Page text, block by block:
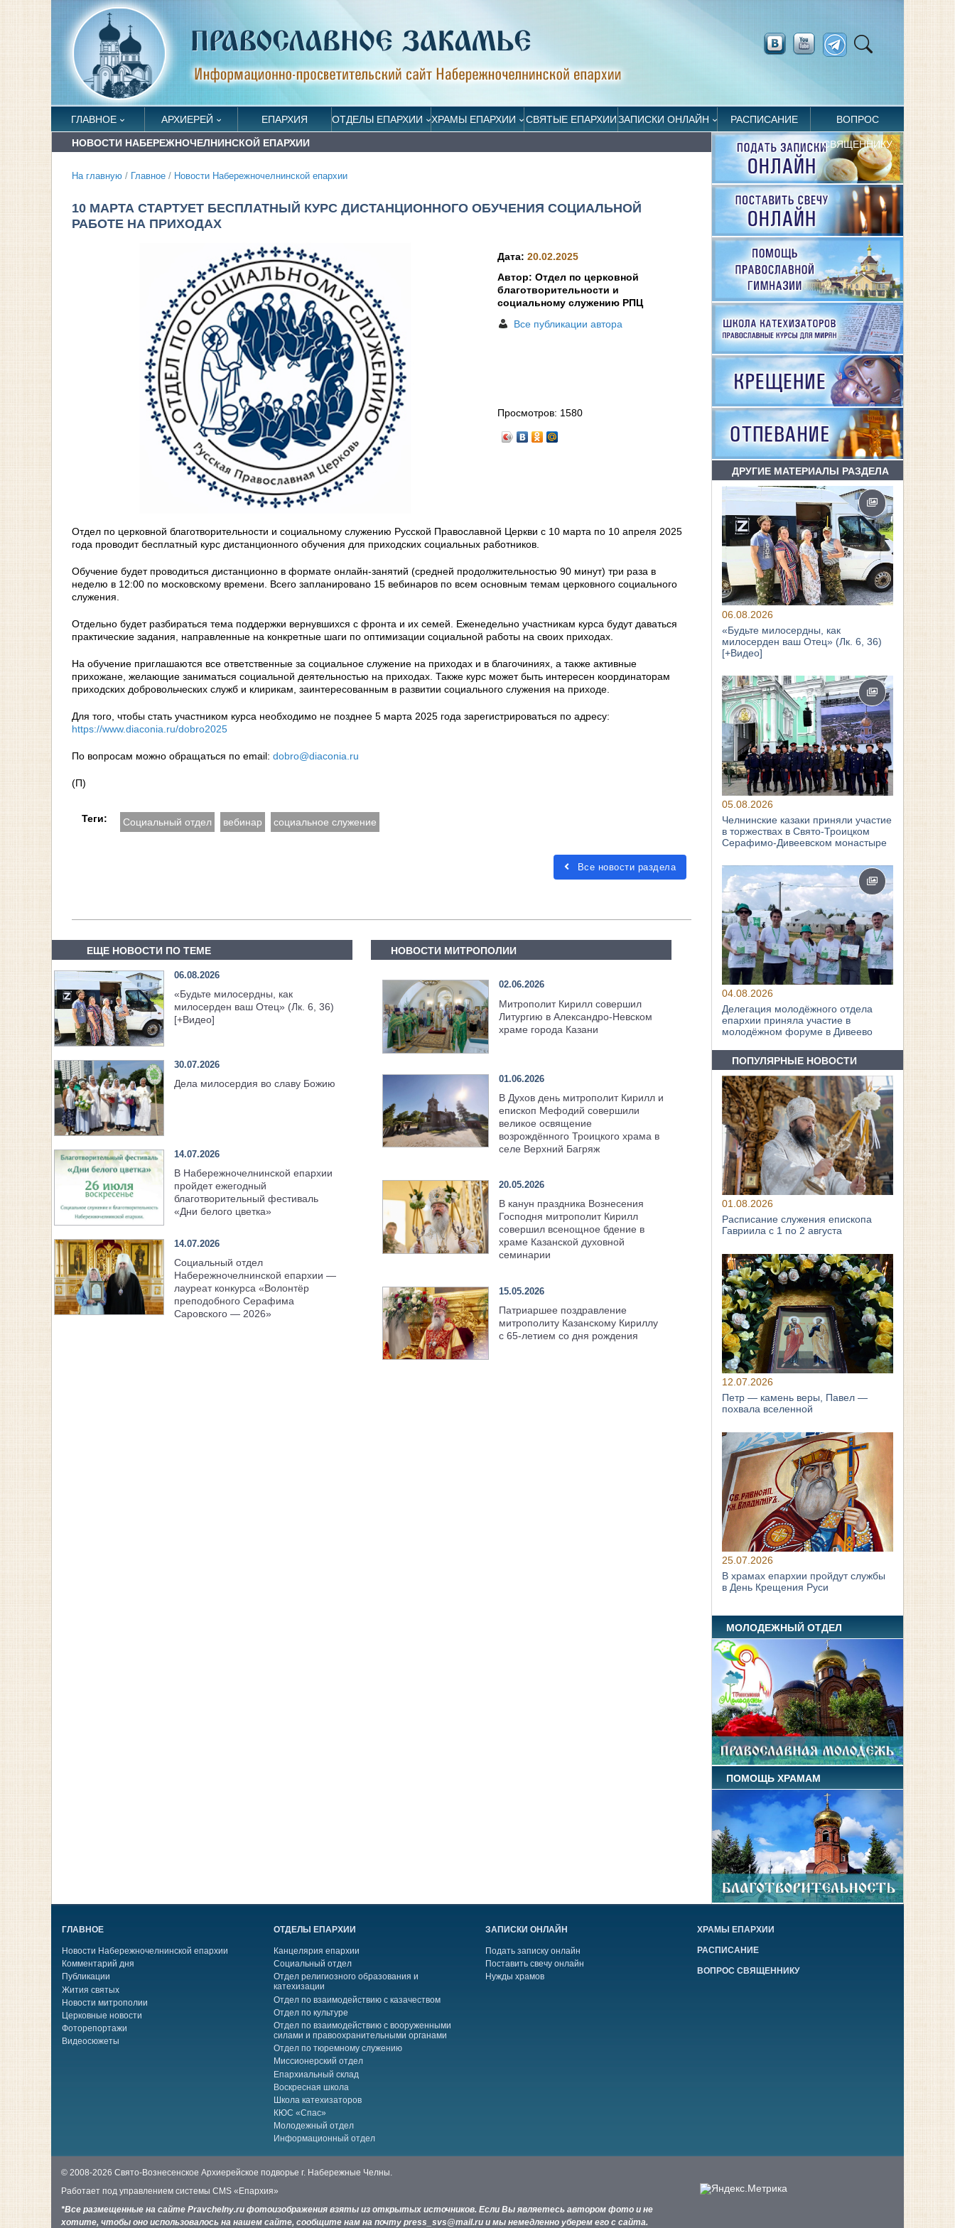
ГЛАВНОЕ АРХИЕРЕЙ ЕПАРХИЯ ОТДЕЛЫ ЕПАРХИИ ХРАМЫ ЕПАРХИИ СВЯТЫЕ ЕПАРХИИЗАПИСКИ ОНЛАЙН РАСПИСАНИЕ ВОПРОС
СВЯЩЕННИКУ
НОВОСТИ НАБЕРЕЖНОЧЕЛНИНСКОЙ ЕПАРХИИ
На главную / Главное / Новости Набережночелнинской епархии
10 МАРТА СТАРТУЕТ БЕСПЛАТНЫЙ КУРС ДИСТАНЦИОННОГО ОБУЧЕНИЯ СОЦИАЛЬНОЙ
РАБОТЕ НА ПРИХОДАХ
Дата:20.02.2025
Автор: Отдел по церковной
благотворительности и
социальному служению РПЦ
Все публикации автора
Просмотров: 1580
Отдел по церковной благотворительности и социальному служению Русской Православной Церкви с 10 марта по 10 апреля 2025
года проводит бесплатный курс дистанционного обучения для приходских социальных работников.
Обучение будет проводиться дистанционно в формате онлайн-занятий (средней продолжительностью 90 минут) три раза в
неделю в 12:00 по московскому времени. Всего запланировано 15 вебинаров по всем основным темам церковного социального
служения.
Отдельно будет разбираться тема поддержки вернувшихся с фронта и их семей. Еженедельно участникам курса будут даваться
практические задания, направленные на конкретные шаги по оптимизации социальной работы на своих приходах.
На обучение приглашаются все ответственные за социальное служение на приходах и в благочиниях, а также активные
прихожане, желающие заниматься социальной деятельностью на приходах. Также курс может быть интересен координаторам
приходских добровольческих служб и клирикам, заинтересованным в развитии социального служения на приходе.
Для того, чтобы стать участником курса необходимо не позднее 5 марта 2025 года зарегистрироваться по адресу:
https://www.diaconia.ru/dobro2025
По вопросам можно обращаться по еmail: dobro@diaconia.ru
(П)
Теги: Социальный отдел вебинар социальное служение
Все новости раздела
ЕЩЕ НОВОСТИ ПО ТЕМЕ
06.08.2026
«Будьте милосердны, как
милосерден ваш Отец» (Лк. 6, 36)
[+Видео]
30.07.2026
Дела милосердия во славу Божию
14.07.2026
В Набережночелнинской епархии
пройдет ежегодный
благотворительный фестиваль
«Дни белого цветка»
14.07.2026
Социальный отдел
Набережночелнинской епархии —
лауреат конкурса «Волонтёр
преподобного Серафима
Саровского — 2026»
НОВОСТИ МИТРОПОЛИИ
02.06.2026
Митрополит Кирилл совершил
Литургию в Александро-Невском
храме города Казани
01.06.2026
В Духов день митрополит Кирилл и
епископ Мефодий совершили
великое освящение
возрождённого Троицкого храма в
селе Верхний Багряж
20.05.2026
В канун праздника Вознесения
Господня митрополит Кирилл
совершил всенощное бдение в
храме Казанской духовной
семинарии
15.05.2026
Патриаршее поздравление
митрополиту Казанскому Кириллу
с 65-летием со дня рождения
ДРУГИЕ МАТЕРИАЛЫ РАЗДЕЛА
06.08.2026
«Будьте милосердны, как
милосерден ваш Отец» (Лк. 6, 36)
[+Видео]
05.08.2026
Челнинские казаки приняли участие
в торжествах в Свято‑Троицком
Серафимо‑Дивеевском монастыре
04.08.2026
Делегация молодёжного отдела
епархии приняла участие в
молодёжном форуме в Дивеево
ПОПУЛЯРНЫЕ НОВОСТИ
01.08.2026
Расписание служения епископа
Гавриила с 1 по 2 августа
12.07.2026
Петр — камень веры, Павел —
похвала вселенной
25.07.2026
В храмах епархии пройдут службы
в День Крещения Руси
МОЛОДЕЖНЫЙ ОТДЕЛ
ПОМОЩЬ ХРАМАМ
ГЛАВНОЕ
Новости Набережночелнинской епархии
Комментарий дня
Публикации
Жития святых
Новости митрополии
Церковные новости
Фоторепортажи
Видеосюжеты
ОТДЕЛЫ ЕПАРХИИ
Канцелярия епархии
Социальный отдел
Отдел религиозного образования и
катехизации
Отдел по взаимодействию с казачеством
Отдел по культуре
Отдел по взаимодействию с вооруженными
силами и правоохранительными органами
Отдел по тюремному служению
Миссионерский отдел
Епархиальный склад
Воскресная школа
Школа катехизаторов
КЮС «Спас»
Молодежный отдел
Информационный отдел
ЗАПИСКИ ОНЛАЙН
Подать записку онлайн
Поставить свечу онлайн
Нужды храмов
ХРАМЫ ЕПАРХИИ
РАСПИСАНИЕ
ВОПРОС СВЯЩЕННИКУ
© 2008-2026 Свято-Вознесенское Архиерейское подворье г. Набережные Челны.
Работает под управлением системы CMS «Епархия»
*Все размещенные на сайте Pravchelny.ru фотоизображения взяты из открытых источников. Если Вы являетесь автором фото и не
хотите, чтобы оно использовалось на нашем сайте, сообщите нам на почту press_svs@mail.ru и мы немедленно уберем его с сайта.